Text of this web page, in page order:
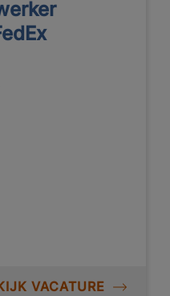
VACATURE